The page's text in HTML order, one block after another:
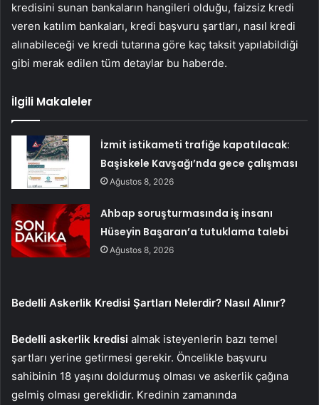
kredisini sunan bankaların hangileri olduğu, faizsiz kredi
veren katılım bankaları, kredi başvuru şartları, nasıl kredi
alınabileceği ve kredi tutarına göre kaç taksit yapılabildiği
gibi merak edilen tüm detaylar bu haberde.
İlgili Makaleler
İzmit istikameti trafiğe kapatılacak:
Başiskele Kavşağı’nda gece çalışması
Ağustos 8, 2026
Ahbap soruşturmasında iş insanı
Hüseyin Başaran’a tutuklama talebi
Ağustos 8, 2026
Bedelli Askerlik Kredisi Şartları Nelerdir? Nasıl Alınır?
Bedelli askerlik kredisi almak isteyenlerin bazı temel
şartları yerine getirmesi gerekir. Öncelikle başvuru
sahibinin 18 yaşını doldurmuş olması ve askerlik çağına
gelmiş olması gereklidir. Kredinin zamanında